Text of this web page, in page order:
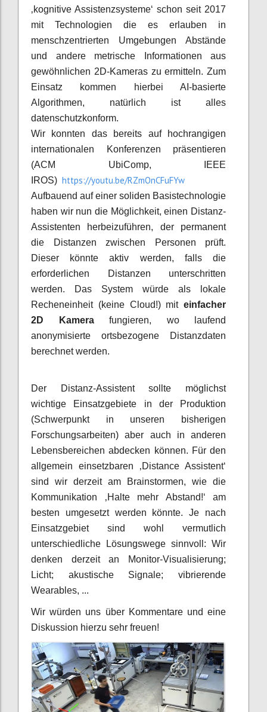
‚kognitive Assistenzsysteme‘ schon seit 2017
mit Technologien die es erlauben in
menschzentrierten Umgebungen Abstände
und andere metrische Informationen aus
gewöhnlichen 2D-Kameras zu ermitteln. Zum
Einsatz kommen hierbei AI-basierte
Algorithmen, natürlich ist alles
datenschutzkonform.
Wir konnten das bereits auf hochrangigen
internationalen Konferenzen präsentieren
(ACM UbiComp, IEEE
IROS) https://youtu.be/RZmOnCFuFYw
Aufbauend auf einer soliden Basistechnologie
haben wir nun die Möglichkeit, einen Distanz-
Assistenten herbeizuführen, der permanent
die Distanzen zwischen Personen prüft.
Dieser könnte aktiv werden, falls die
erforderlichen Distanzen unterschritten
werden. Das System würde als lokale
Recheneinheit (keine Cloud!) miteinfacher
2D Kamerafungieren, wo laufend
anonymisierte ortsbezogene Distanzdaten
berechnet werden.
Der Distanz-Assistent sollte möglichst
wichtige Einsatzgebiete in der Produktion
(Schwerpunkt in unseren bisherigen
Forschungsarbeiten) aber auch in anderen
Lebensbereichen abdecken können. Für den
allgemein einsetzbaren ‚Distance Assistent‘
sind wir derzeit am Brainstormen, wie die
Kommunikation ‚Halte mehr Abstand!‘ am
besten umgesetzt werden könnte. Je nach
Einsatzgebiet sind wohl vermutlich
unterschiedliche Lösungswege sinnvoll: Wir
denken derzeit an Monitor-Visualisierung;
Licht; akustische Signale; vibrierende
Wearables, ...
Wir würden uns über Kommentare und eine
Diskussion hierzu sehr freuen!